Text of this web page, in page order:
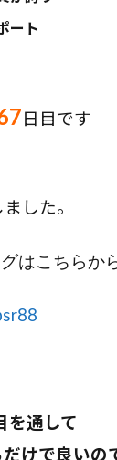
ート
日目です
した。
はこちらか
を通して
けで良いの